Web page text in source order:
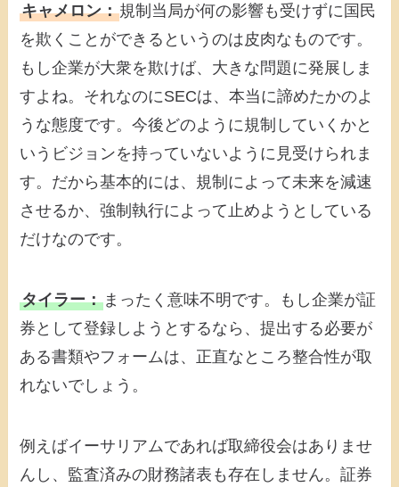
キャメロン：規制当局が何の影響も受けずに国民
を欺くことができるというのは皮肉なものです。
もし企業が大衆を欺けば、大きな問題に発展しま
すよね。それなのにSECは、本当に諦めたかのよ
うな態度です。今後どのように規制していくかと
いうビジョンを持っていないように見受けられま
す。だから基本的には、規制によって未来を減速
させるか、強制執行によって止めようとしている
だけなのです。
タイラー： まったく意味不明です。もし企業が証
券として登録しようとするなら、提出する必要が
ある書類やフォームは、正直なところ整合性が取
れないでしょう。
例えばイーサリアムであれば取締役会はありませ
んし、監査済みの財務諸表も存在しません。証券